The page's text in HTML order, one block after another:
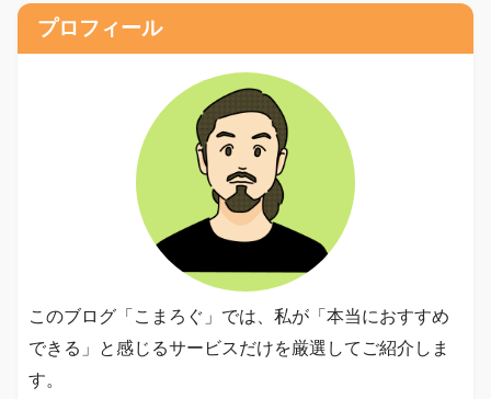
プロフィール
このブログ「こまろぐ」では、私が「本当におすすめ
できる」と感じるサービスだけを厳選してご紹介しま
す。